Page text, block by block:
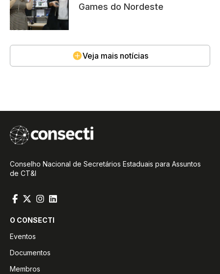
Games do Nordeste
Veja mais notícias
Conselho Nacional de Secretários Estaduais para Assuntos
de CT&I
O CONSECTI
Eventos
Documentos
Membros